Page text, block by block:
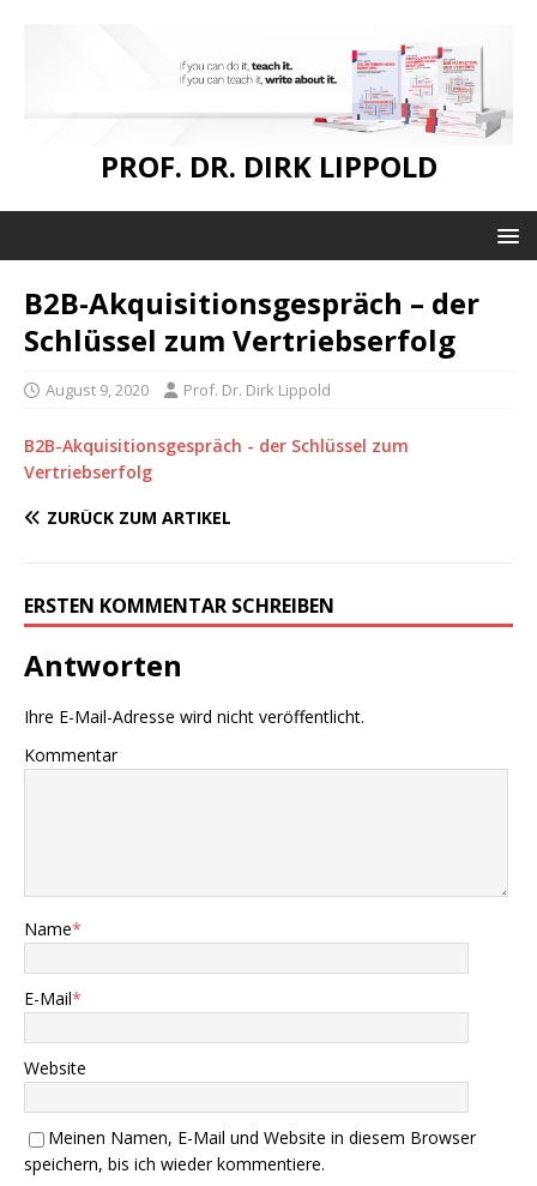
PROF. DR. DIRK LIPPOLD
B2B-Akquisitionsgespräch – der
Schlüssel zum Vertriebserfolg
August 9, 2020 Prof. Dr. Dirk Lippold
B2B-Akquisitionsgespräch - der Schlüssel zum
Vertriebserfolg
ZURÜCK ZUM ARTIKEL
ERSTEN KOMMENTAR SCHREIBEN
Antworten
Ihre E-Mail-Adresse wird nicht veröffentlicht.
Kommentar
Name*
E-Mail*
Website
Meinen Namen, E-Mail und Website in diesem Browser
speichern, bis ich wieder kommentiere.